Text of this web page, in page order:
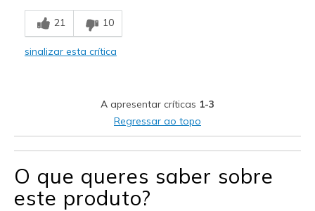
Comfortable
Melhores utilizações
Casual Wear
Feels true to width
Sizing
Feels full size too big
View On Shoes
I'm Into Shoes
21 10
sinalizar esta crítica
A apresentar críticas 1-3
Regressar ao topo
O que queres saber sobre
este produto?